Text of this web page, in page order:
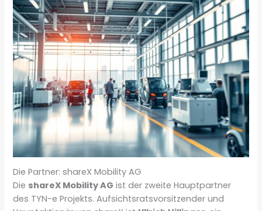
Die Partner: shareX Mobility AG
Die shareX Mobility AG ist der zweite Hauptpartner
des TYN-e Projekts. Aufsichtsratsvorsitzender und